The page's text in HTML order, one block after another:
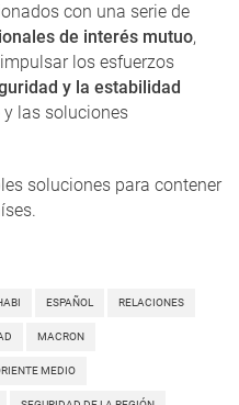
con una serie de
de interés mutuo,
los esfuerzos
y la estabilidad
las soluciones
soluciones para contener
ESPAÑOL RELACIONES
MACRON
MEDIO